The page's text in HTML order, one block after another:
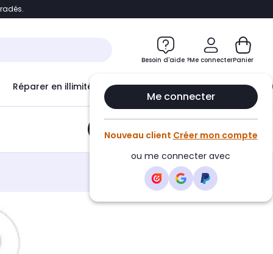
Accéder directement au chatbot
Besoin d'aide ?Me connecter
Me connecter
Nouveau client Créer mon compte
ou me connecter avec
Panier
Réparer en illimité avec Le Club Infinity
Ajouter au panier